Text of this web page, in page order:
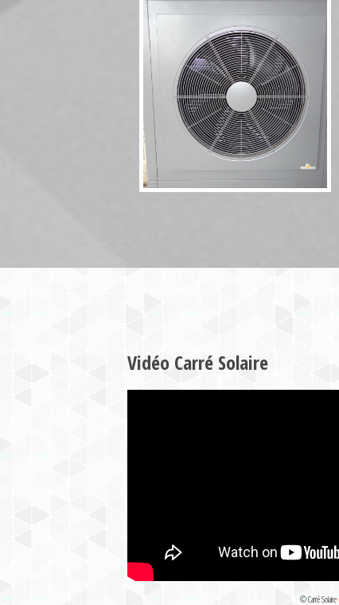
Vidéo Carré Solaire
© Carré Solaire